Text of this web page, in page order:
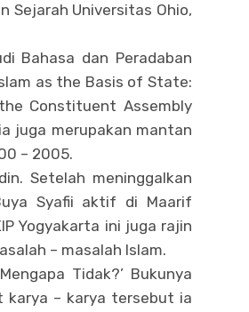
Sejarah Universitas Ohio,
Bahasa dan Peradaban
as the Basis of State:
Constituent Assembly
juga merupakan mantan
– 2005.
Setelah meninggalkan
Syafii aktif di Maarif
Yogyakarta ini juga rajin
– masalah Islam.
Tidak?’ Bukunya
karya – karya tersebut ia